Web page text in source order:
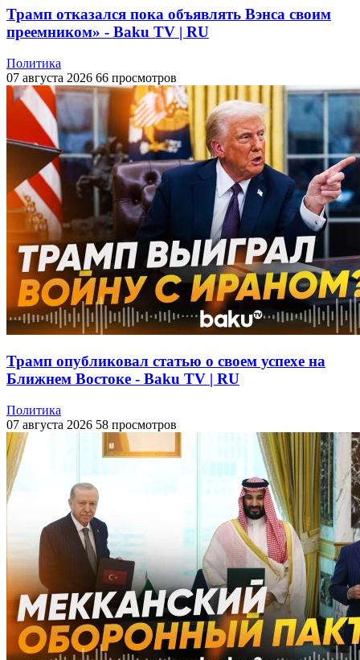
Трамп отказался пока объявлять Вэнса своим
преемником» - Baku TV | RU
Политика
07 августа 2026 66 просмотров
Трамп опубликовал статью о своем успехе на
Ближнем Востоке - Baku TV | RU
Политика
07 августа 2026 58 просмотров